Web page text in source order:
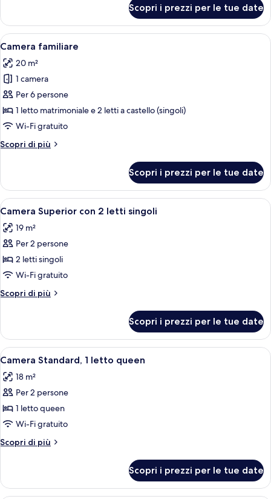
letti
singoli
Standard
con
2
singoli
Scopri i prezzi per le tue date
Apri
tutte
le
foto
per
Camera
familiare
Una camera d'albergo con un
5
Camera familiare
20 m²
1 camera
Per 6 persone
1 letto matrimoniale e 2 letti a castello (singoli)
Wi-Fi gratuito
Scopri di più
Altri
familiare
Scopri i prezzi per le tue date
Apri
tutte
le
foto
per
Camera
Superior
con
letti
singoli
Una camera d'albergo con un letto,
6
Camera Superior con 2 letti singoli
19 m²
Per 2 persone
2 letti singoli
Wi-Fi gratuito
Scopri di più
Altri
Superior
con
2
singoli
Scopri i prezzi per le tue date
Apri
tutte
le
foto
per
Camera
Standard,
1
queen
Una camera d'albergo con un letto,
4
Camera Standard, 1 letto queen
18 m²
Per 2 persone
1 letto queen
Wi-Fi gratuito
Scopri di più
Altri
Standard,
Scopri i prezzi per le tue date